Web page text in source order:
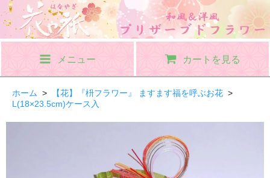
メニュー カートを見る
ホーム > 【花】『枡フラワー』 ますます福を呼ぶお花 >
L(18×23.5cm)ケース入